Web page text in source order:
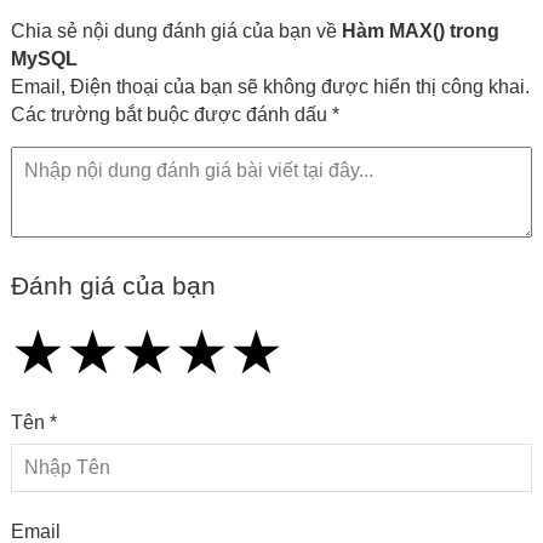
Chia sẻ nội dung đánh giá của bạn về Hàm MAX() trong
MySQL
Email, Điện thoại của bạn sẽ không được hiển thị công khai.
Các trường bắt buộc được đánh dấu *
Đánh giá của bạn
★
★★
★★★
★★★★
★★★★★
Tên *
Email